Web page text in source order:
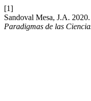
[1]
Sandoval Mesa, J.A.
Paradigmas de las